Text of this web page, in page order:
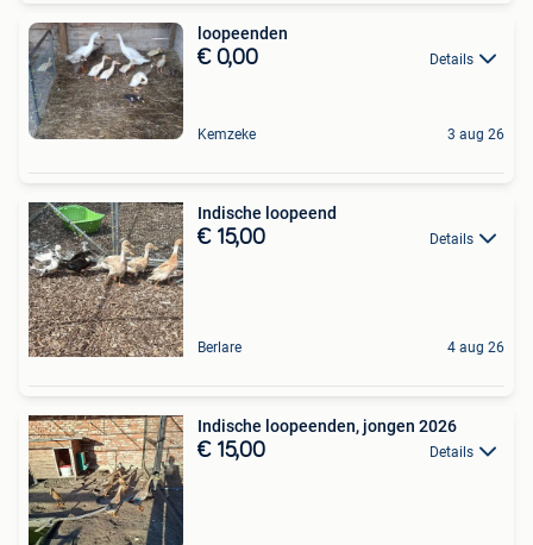
loopeenden
€ 0,00 Details
Kemzeke 3 aug 26
Indische loopeend
€ 15,00 Details
Berlare 4 aug 26
Indische loopeenden, jongen 2026
€ 15,00 Details